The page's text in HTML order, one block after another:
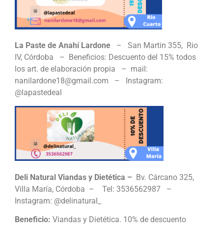
La Paste de Anahí Lardone – San Martin 355, Rio
IV, Córdoba – Beneficios: Descuento del 15% todos
los art. de elaboración propia – mail:
nanilardone18@gmail.com – Instagram:
@lapastedeal
Deli Natural Viandas y Dietética – Bv. Cárcano 325,
Villa María, Córdoba – Tel: 3536562987 –
Instagram: @delinatural_
Beneficio: Viandas y Dietética. 10% de descuento